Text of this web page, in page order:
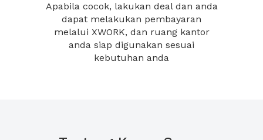
Apabila cocok, lakukan deal dan anda
dapat melakukan pembayaran
melalui XWORK, dan ruang kantor
anda siap digunakan sesuai
kebutuhan anda